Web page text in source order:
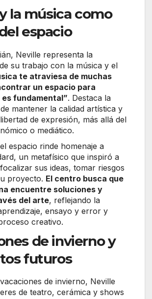
la música como
espacio
Neville representa la
su trabajo con la música y el
te atraviesa de muchas
un espacio para
fundamental”. Destaca la
mantener la calidad artística y
de expresión, más allá del
o mediático.
espacio rinde homenaje a
un metafísico que inspiró a
sus ideas, tomar riesgos
proyecto. El centro busca que
encuentre soluciones y
del arte, reflejando la
ensayo y error y
creativo.
de invierno y
futuros
de invierno, Neville
de teatro, cerámica y shows